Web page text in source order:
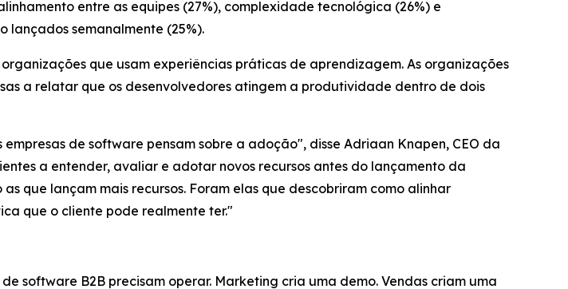
entre as equipes (27%), complexidade tecnológica (26%) e
semanalmente (25%).
que usam experiências práticas de aprendizagem. As organizações
a relatar que os desenvolvedores atingem a produtividade dentro de dois
de software pensam sobre a adoção", disse Adriaan Knapen, CEO da
a entender, avaliar e adotar novos recursos antes do lançamento da
que lançam mais recursos. Foram elas que descobriram como alinhar
que o cliente pode realmente ter."
software B2B precisam operar. Marketing cria uma demo. Vendas criam uma